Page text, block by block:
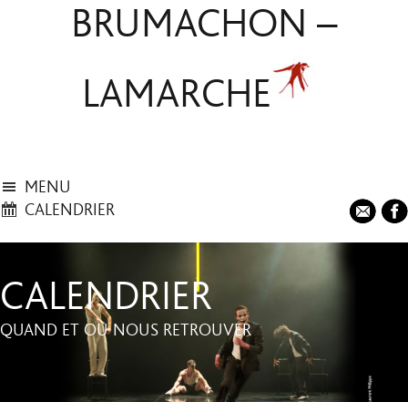
BRUMACHON –
LAMARCHE
MENU
CALENDRIER
CALENDRIER
QUAND ET OÙ NOUS RETROUVER